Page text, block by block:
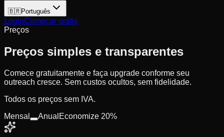
🇧🇷Português
LoginComeçar grátis
Preços
Preços simples e transparentes
Comece gratuitamente e faça upgrade conforme seu
outreach cresce. Sem custos ocultos, sem fidelidade.
Todos os preços sem IVA.
Mensal
Anual Economize 20%